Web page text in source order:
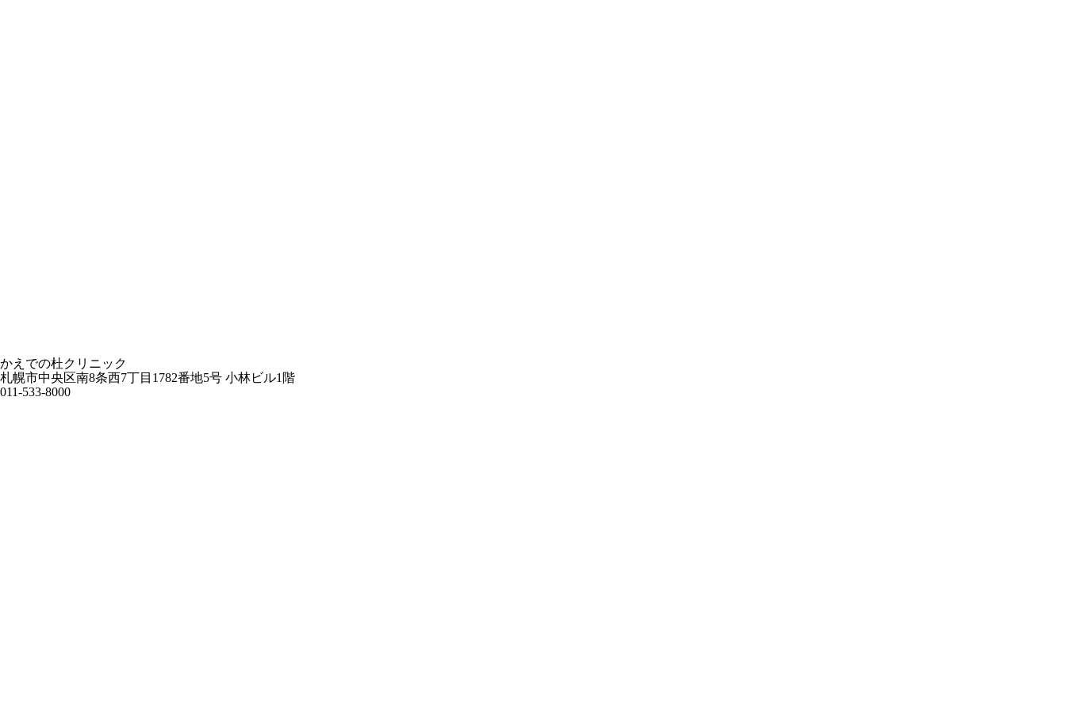
かえでの杜クリニック
札幌市中央区南8条西7丁目1782番地5号 小林ビル1階
011-533-8000